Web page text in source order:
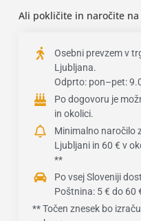
Ali pokličite in naročite na
Osebni prevzem v
Ljubljana.
Odprto: pon–pet:
Po dogovoru je
in okolici.
Minimalno naročilo
Ljubljani in 60 € v
**
Po vsej Sloveniji
Poštnina: 5 € do 60
** Točen znesek bo